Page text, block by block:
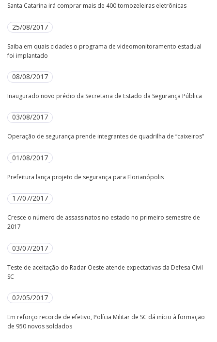
Santa Catarina irá comprar mais de 400 tornozeleiras eletrônicas
25/08/2017
Saiba em quais cidades o programa de videomonitoramento estadual
foi implantado
08/08/2017
Inaugurado novo prédio da Secretaria de Estado da Segurança Pública
03/08/2017
Operação de segurança prende integrantes de quadrilha de “caixeiros”
01/08/2017
Prefeitura lança projeto de segurança para Florianópolis
17/07/2017
Cresce o número de assassinatos no estado no primeiro semestre de
2017
03/07/2017
Teste de aceitação do Radar Oeste atende expectativas da Defesa Civil
SC
02/05/2017
Em reforço recorde de efetivo, Polícia Militar de SC dá início à formação
de 950 novos soldados